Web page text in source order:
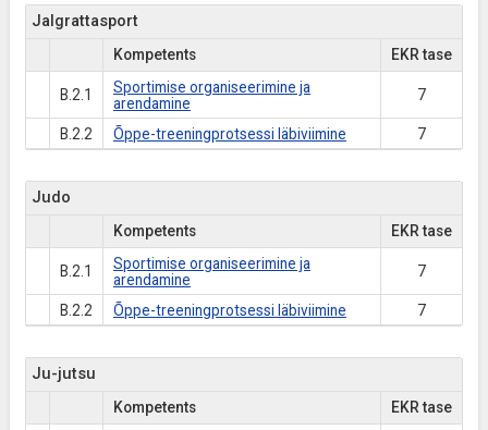
Jalgrattasport
Kompetents EKR tase
B.2.1
Sportimise organiseerimine ja
arendamine
7
B.2.2 Õppe-treeningprotsessi läbiviimine 7
Judo
Kompetents EKR tase
B.2.1
Sportimise organiseerimine ja
arendamine
7
B.2.2 Õppe-treeningprotsessi läbiviimine 7
Ju-jutsu
Kompetents EKR tase